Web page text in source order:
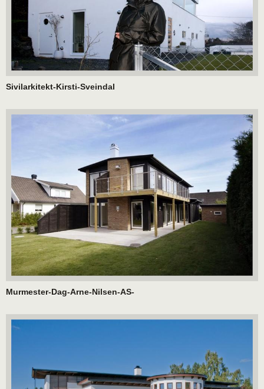
Sivilarkitekt-Kirsti-Sveindal
Murmester-Dag-Arne-Nilsen-AS-